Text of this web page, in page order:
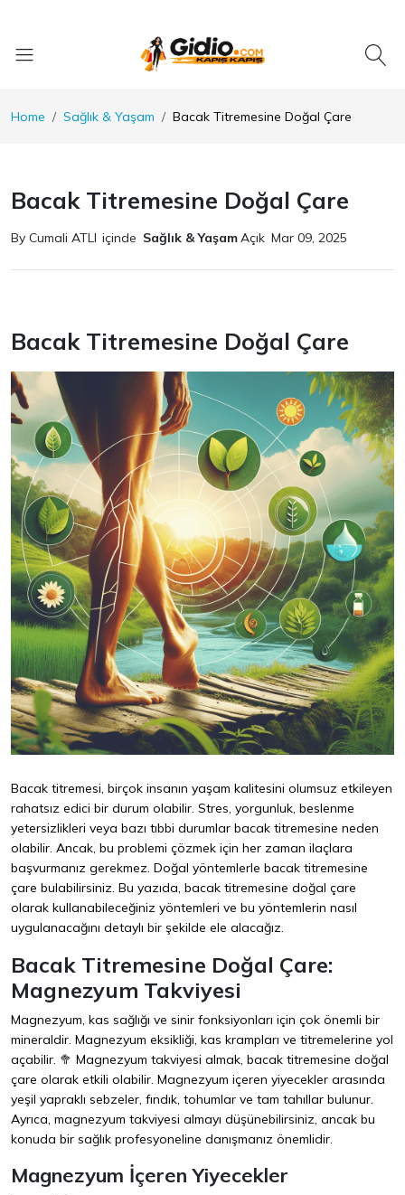
Home Sağlık & Yaşam Bacak Titremesine Doğal Çare
Bacak Titremesine Doğal Çare
By Cumali ATLI içinde Sağlık & YaşamAçık Mar 09, 2025
Bacak Titremesine Doğal Çare
Bacak titremesi, birçok insanın yaşam kalitesini olumsuz etkileyen
rahatsız edici bir durum olabilir. Stres, yorgunluk, beslenme
yetersizlikleri veya bazı tıbbi durumlar bacak titremesine neden
olabilir. Ancak, bu problemi çözmek için her zaman ilaçlara
başvurmanız gerekmez. Doğal yöntemlerle bacak titremesine
çare bulabilirsiniz. Bu yazıda, bacak titremesine doğal çare
olarak kullanabileceğiniz yöntemleri ve bu yöntemlerin nasıl
uygulanacağını detaylı bir şekilde ele alacağız.
Bacak Titremesine Doğal Çare:
Magnezyum Takviyesi
Magnezyum, kas sağlığı ve sinir fonksiyonları için çok önemli bir
mineraldir. Magnezyum eksikliği, kas krampları ve titremelerine yol
açabilir. 🥦 Magnezyum takviyesi almak, bacak titremesine doğal
çare olarak etkili olabilir. Magnezyum içeren yiyecekler arasında
yeşil yapraklı sebzeler, fındık, tohumlar ve tam tahıllar bulunur.
Ayrıca, magnezyum takviyesi almayı düşünebilirsiniz, ancak bu
konuda bir sağlık profesyoneline danışmanız önemlidir.
Magnezyum İçeren Yiyecekler